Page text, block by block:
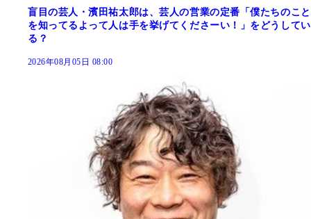
盲目の芸人・濱田祐太郎は、芸人の営業の定番「僕たちのこと
を知ってるよって人は手を挙げてくださーい！」をどうしてい
る？
2026年08月05日 08:00